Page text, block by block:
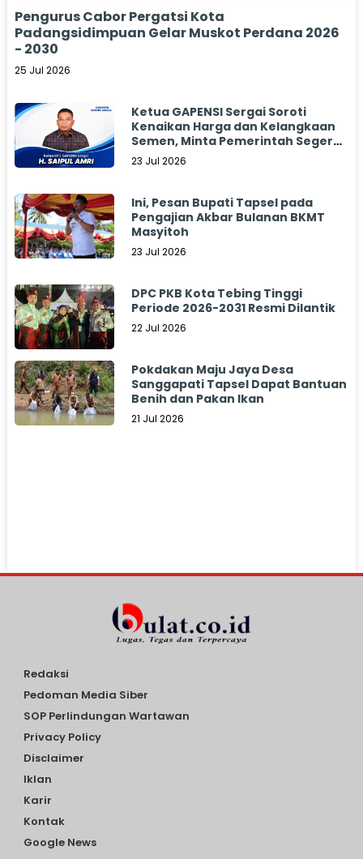
Pengurus Cabor Pergatsi Kota
Padangsidimpuan Gelar Muskot Perdana 2026
- 2030
25 Jul 2026
Ketua GAPENSI Sergai Soroti
Kenaikan Harga dan Kelangkaan
Semen, Minta Pemerintah Segera
Bertindak
23 Jul 2026
Ini, Pesan Bupati Tapsel pada
Pengajian Akbar Bulanan BKMT
Masyitoh
23 Jul 2026
DPC PKB Kota Tebing Tinggi
Periode 2026-2031 Resmi Dilantik
22 Jul 2026
Pokdakan Maju Jaya Desa
Sanggapati Tapsel Dapat Bantuan
Benih dan Pakan Ikan
21 Jul 2026
Redaksi
Pedoman Media Siber
SOP Perlindungan Wartawan
Privacy Policy
Disclaimer
Iklan
Karir
Kontak
Google News